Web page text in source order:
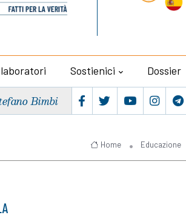
Sostienici Dossier
Bimbi
Home Educazione